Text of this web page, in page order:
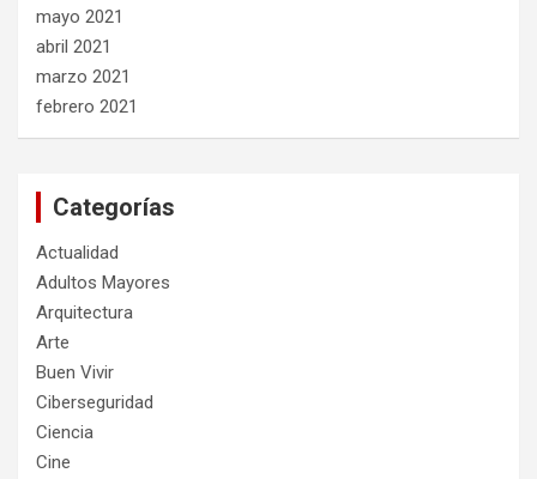
mayo 2021
abril 2021
marzo 2021
febrero 2021
Categorías
Actualidad
Adultos Mayores
Arquitectura
Arte
Buen Vivir
Ciberseguridad
Ciencia
Cine